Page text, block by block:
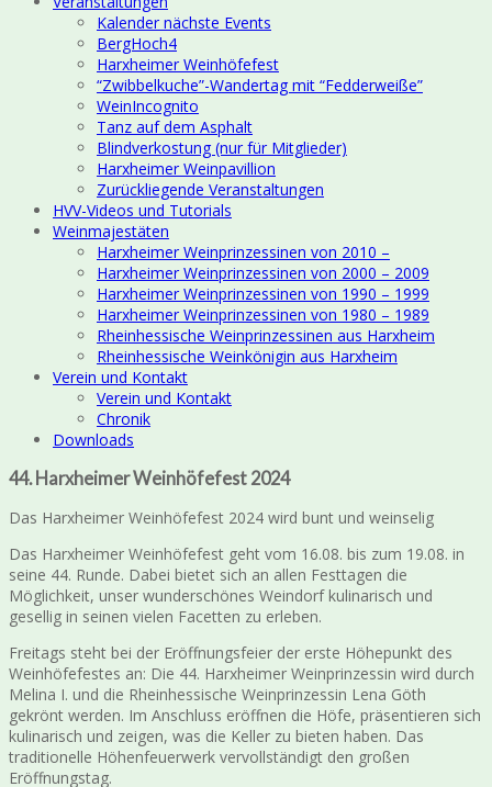
Kalender nächste Events
BergHoch4
Harxheimer Weinhöfefest
“Zwibbelkuche”-Wandertag mit “Fedderweiße”
WeinIncognito
Tanz auf dem Asphalt
Blindverkostung (nur für Mitglieder)
Harxheimer Weinpavillion
Zurückliegende Veranstaltungen
HVV-Videos und Tutorials
Weinmajestäten
Harxheimer Weinprinzessinen von 2010 –
Harxheimer Weinprinzessinen von 2000 – 2009
Harxheimer Weinprinzessinen von 1990 – 1999
Harxheimer Weinprinzessinen von 1980 – 1989
Rheinhessische Weinprinzessinen aus Harxheim
Rheinhessische Weinkönigin aus Harxheim
Verein und Kontakt
Verein und Kontakt
Chronik
Downloads
44. Harxheimer Weinhöfefest 2024
Das Harxheimer Weinhöfefest 2024 wird bunt und weinselig
Das Harxheimer Weinhöfefest geht vom 16.08. bis zum 19.08. in
seine 44. Runde. Dabei bietet sich an allen Festtagen die
Möglichkeit, unser wunderschönes Weindorf kulinarisch und
gesellig in seinen vielen Facetten zu erleben.
Freitags steht bei der Eröffnungsfeier der erste Höhepunkt des
Weinhöfefestes an: Die 44. Harxheimer Weinprinzessin wird durch
Melina I. und die Rheinhessische Weinprinzessin Lena Göth
gekrönt werden. Im Anschluss eröffnen die Höfe, präsentieren sich
kulinarisch und zeigen, was die Keller zu bieten haben. Das
traditionelle Höhenfeuerwerk vervollständigt den großen
Eröffnungstag.